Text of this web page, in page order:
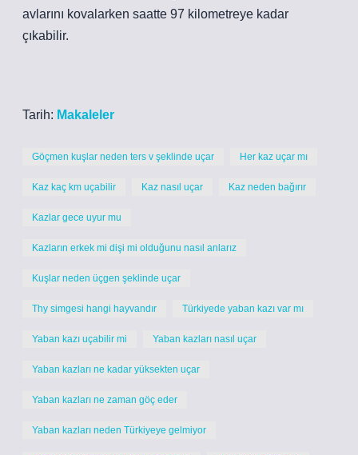
avlarını kovalarken saatte 97 kilometreye kadar
çıkabilir.
Tarih: Makaleler
Göçmen kuşlar neden ters v şeklinde uçar Her kaz uçar mı
Kaz kaç km uçabilir Kaz nasıl uçar Kaz neden bağırır
Kazlar gece uyur mu
Kazların erkek mi dişi mi olduğunu nasıl anlarız
Kuşlar neden üçgen şeklinde uçar
Thy simgesi hangi hayvandır Türkiyede yaban kazı var mı
Yaban kazı uçabilir mi Yaban kazları nasıl uçar
Yaban kazları ne kadar yüksekten uçar
Yaban kazları ne zaman göç eder
Yaban kazları neden Türkiyeye gelmiyor